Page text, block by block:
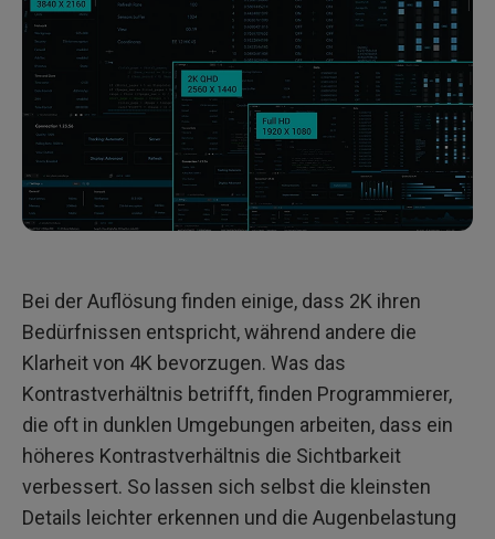
Bei der Auflösung finden einige, dass 2K ihren
Bedürfnissen entspricht, während andere die
Klarheit von 4K bevorzugen. Was das
Kontrastverhältnis betrifft, finden Programmierer,
die oft in dunklen Umgebungen arbeiten, dass ein
höheres Kontrastverhältnis die Sichtbarkeit
verbessert. So lassen sich selbst die kleinsten
Details leichter erkennen und die Augenbelastung